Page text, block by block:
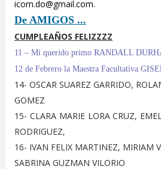
icom.do@gmail.com.
De AMIGOS ...
CUMPLEAÑOS FELIZZZZ
11 – Mi querido primo RANDALL
12 de Febrero la Maestra Facultativa
14- OSCAR SUAREZ GARRIDO,
GOMEZ
15- CLARA MARIE LORA CRUZ,
RODRIGUEZ,
16- IVAN FELIX MARTINEZ, MIRIAM
SABRINA GUZMAN VILORIO